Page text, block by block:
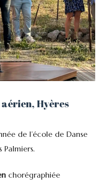
Hyères
de l’école de Danse
Palmiers.
chorégraphiée